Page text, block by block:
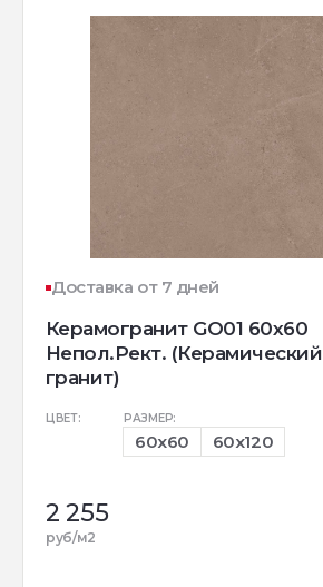
Доставка от 7 дней
Керамогранит GO01 60x60
Непол.Рект. (Керамический
гранит)
ЦВЕТ: РАЗМЕР:
60x60 60x120
2 255
руб/м2